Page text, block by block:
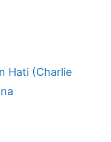
Hati (Charlie